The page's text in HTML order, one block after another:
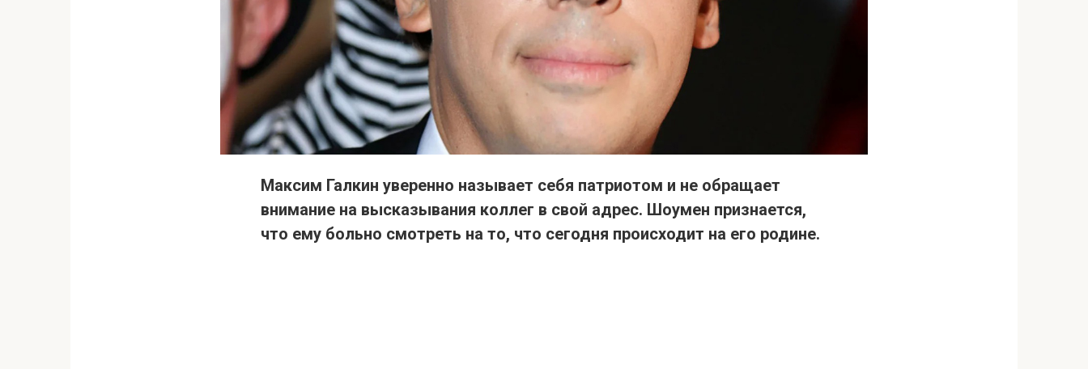
Максим Галкин уверенно называет себя патриотом и не обращает
внимание на высказывания коллег в свой адрес. Шоумен признается,
что ему больно смотреть на то, что сегодня происходит на его родине.